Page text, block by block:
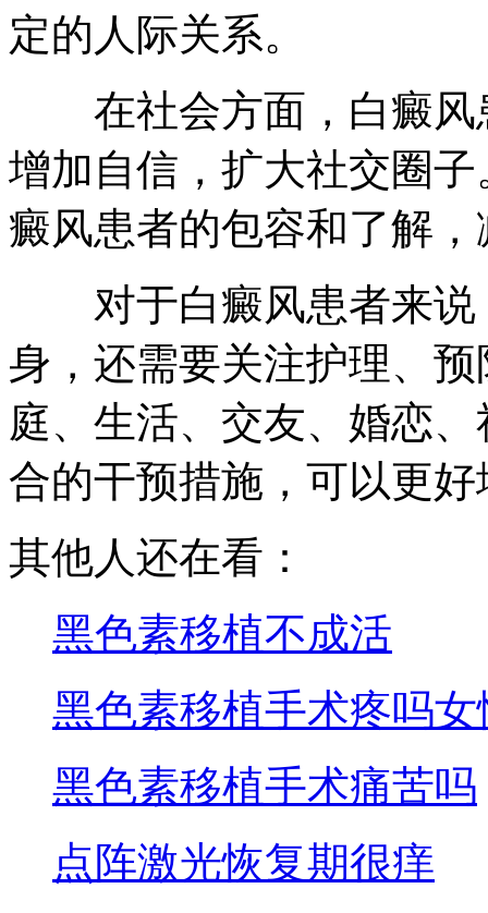
定的人际关系。
在社会方面，白癜风
增加自信，扩大社交圈
癜风患者的包容和了解
对于白癜风患者来说
身，还需要关注护理、
庭、生活、交友、婚恋
合的干预措施，可以更
其他人还在看：
黑色素移植不成活
黑色素移植手术疼吗女
黑色素移植手术痛苦吗
点阵激光恢复期很痒